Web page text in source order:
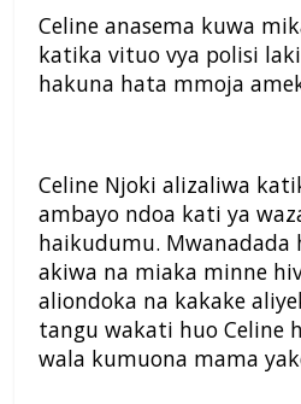
Celine anasema kuwa
katika vituo vya polisi
hakuna hata mmoja
Celine Njoki alizaliwa
ambayo ndoa kati ya
haikudumu. Mwanadada
akiwa na miaka minne
aliondoka na kakake
tangu wakati huo Celine
wala kumuona mama